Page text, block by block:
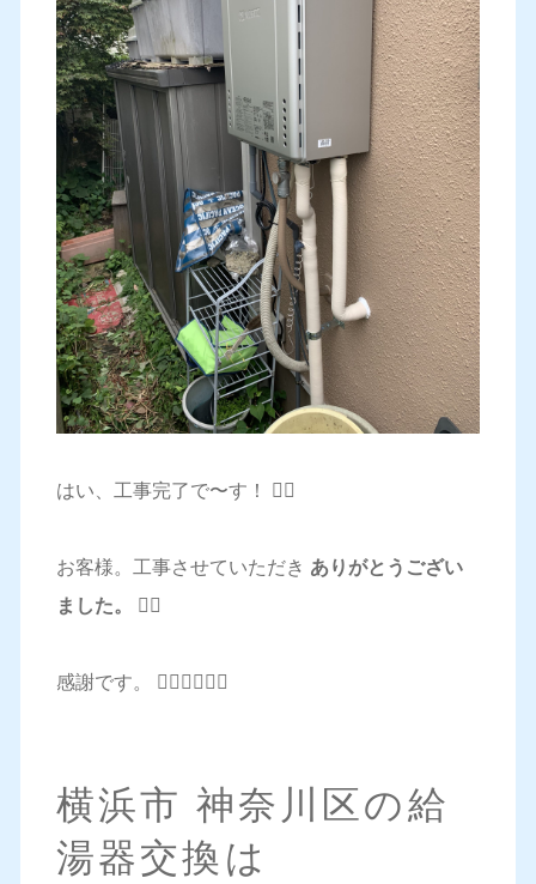
はい、工事完了で〜す！ 👷‍♂️
お客様。工事させていただき ありがとうござい
ました。
🙇‍♂️
感謝です。 🙇‍♂️🙇‍♂️🙇‍♂️
横浜市 神奈川区の給
湯器交換は